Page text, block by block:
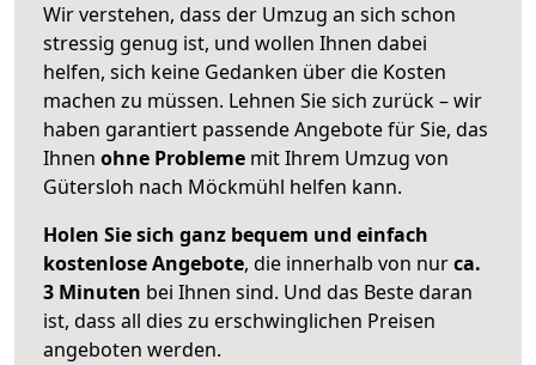
Wir verstehen, dass der Umzug an sich schon
stressig genug ist, und wollen Ihnen dabei
helfen, sich keine Gedanken über die Kosten
machen zu müssen. Lehnen Sie sich zurück – wir
haben garantiert passende Angebote für Sie, das
Ihnen ohne Probleme mit Ihrem Umzug von
Gütersloh nach Möckmühl helfen kann.
Holen Sie sich ganz bequem und einfach
kostenlose Angebote, die innerhalb von nurca.
3 Minuten bei Ihnen sind. Und das Beste daran
ist, dass all dies zu erschwinglichen Preisen
angeboten werden.